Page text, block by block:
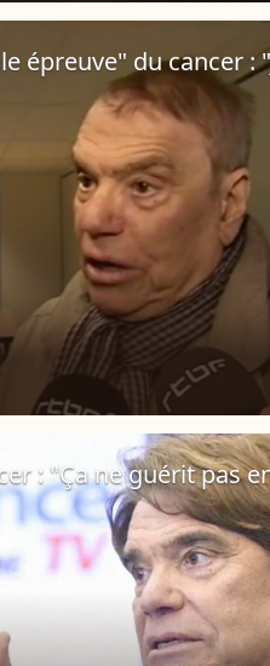
épreuve" du cancer :
: "Ça ne guérit pas